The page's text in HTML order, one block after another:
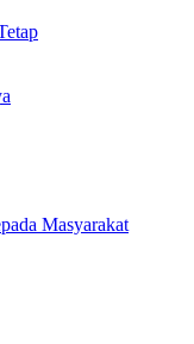
Masyarakat